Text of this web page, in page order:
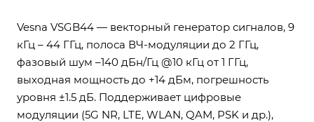
Vesna VSGB44 — векторный генератор сигналов, 9
кГц – 44 ГГц, полоса ВЧ-модуляции до 2 ГГц,
фазовый шум –140 дБн/Гц @10 кГц от 1 ГГц,
выходная мощность до +14 дБм, погрешность
уровня ±1.5 дБ. Поддерживает цифровые
модуляции (5G NR, LTE, WLAN, QAM, PSK и др.),